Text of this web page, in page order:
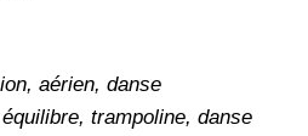
aérien, danse
trampoline, danse